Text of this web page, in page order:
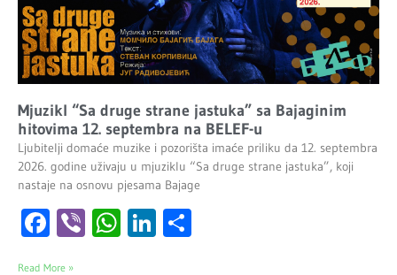
Mjuzikl “Sa druge strane jastuka” sa Bajaginim
hitovima 12. septembra na BELEF-u
Ljubitelji domaće muzike i pozorišta imaće priliku da 12. septembra
2026. godine uživaju u mjuziklu “Sa druge strane jastuka”, koji
nastaje na osnovu pjesama Bajage
Facebook
ViberWhatsApp
LinkedIn
Read More »